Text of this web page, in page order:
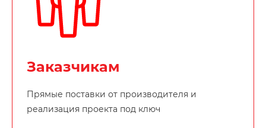
Заказчикам
Прямые поставки от производителя и
реализация проекта под ключ